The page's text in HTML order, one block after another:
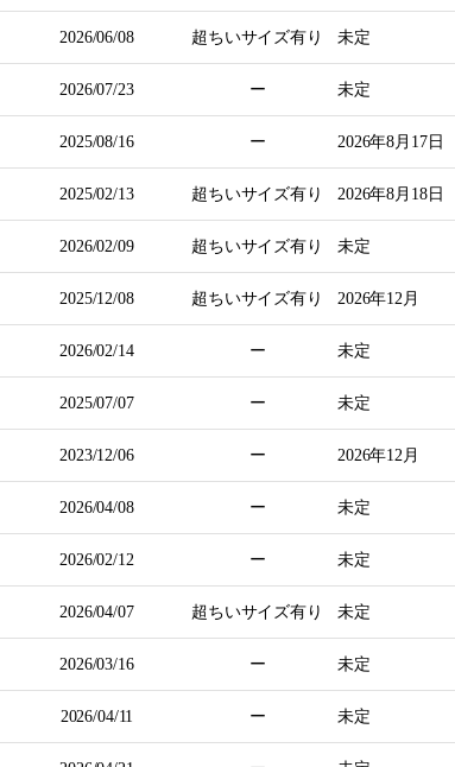
2026/06/08 超ちいサイズ有り 未定
2026/07/23 ー 未定
2025/08/16 ー 2026年8月17日
2025/02/13 超ちいサイズ有り 2026年8月18日
2026/02/09 超ちいサイズ有り 未定
2025/12/08 超ちいサイズ有り 2026年12月
2026/02/14 ー 未定
2025/07/07 ー 未定
2023/12/06 ー 2026年12月
2026/04/08 ー 未定
2026/02/12 ー 未定
2026/04/07 超ちいサイズ有り 未定
2026/03/16 ー 未定
2026/04/11 ー 未定